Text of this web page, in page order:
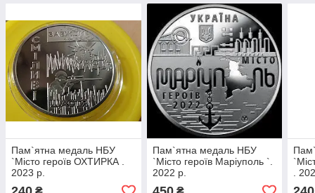
Пам`ятна медаль НБУ
`Місто героїв ОХТИРКА .
2023 р.
Пам`ятна медаль НБУ
`Місто героїв Маріуполь `.
2022 р.
.